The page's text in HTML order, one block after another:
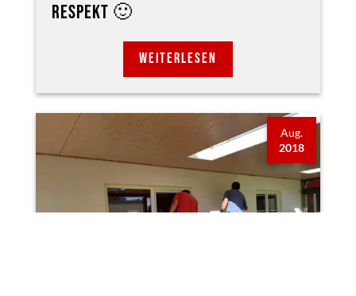
RESPEKT 🙂
WEITERLESEN
Aug.
2018